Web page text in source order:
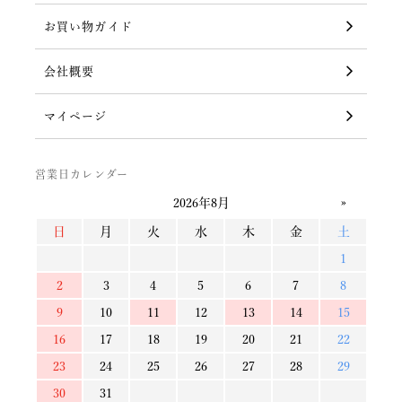
お買い物ガイド
会社概要
マイページ
営業日カレンダー